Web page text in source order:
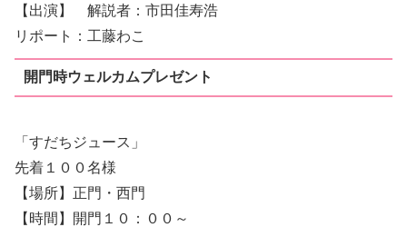
【出演】 解説者：市田佳寿浩
リポート：工藤わこ
開門時ウェルカムプレゼント
「すだちジュース」
先着１００名様
【場所】正門・西門
【時間】開門１０：００～